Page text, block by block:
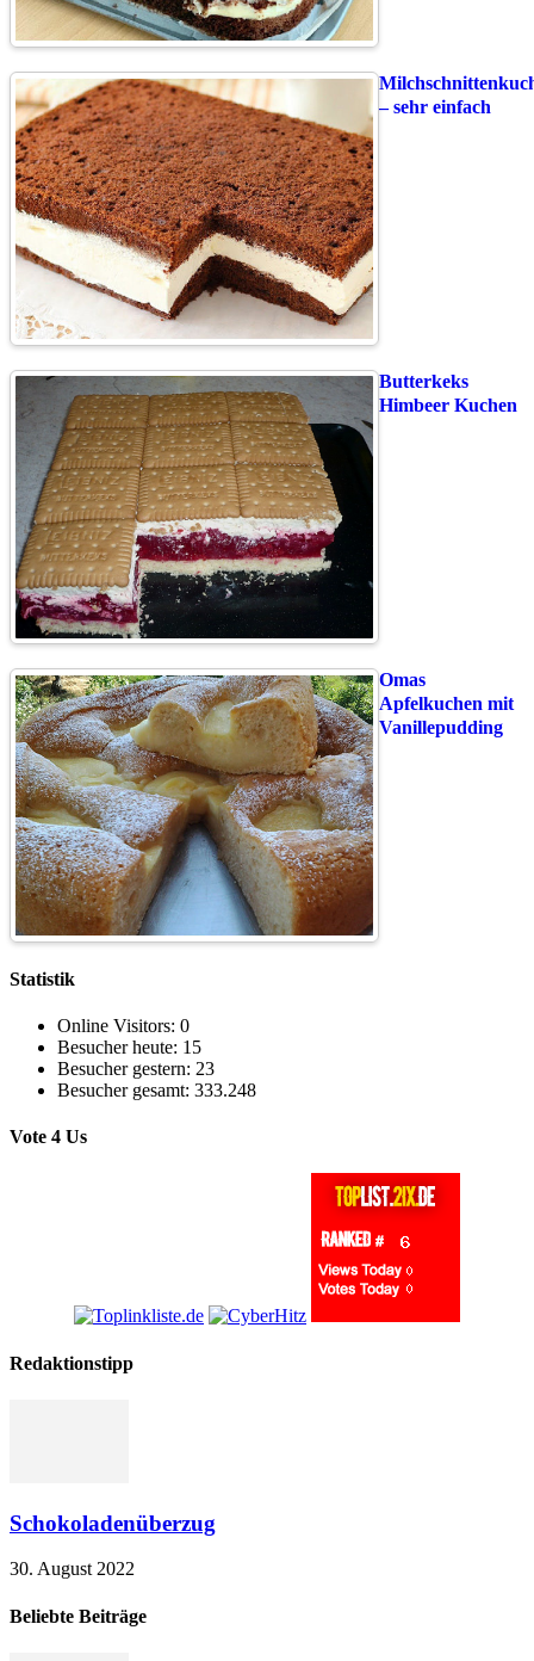
– sehr einfach
Butterkeks
Himbeer Kuchen
Omas
Apfelkuchen mit
Vanillepudding
Statistik
Online Visitors: 0
Besucher heute: 15
Besucher gestern: 23
Besucher gesamt: 333.248
Vote 4 Us
Redaktionstipp
Schokoladenüberzug
30. August 2022
Beliebte Beiträge